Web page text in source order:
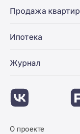
Продажа квартир
Ипотека
Журнал
О проекте